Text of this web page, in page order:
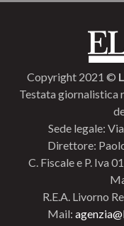
Copyright 2021 ©
Testata giornalistica
Sede legale:
Direttore:
C. Fiscale e P. Iva
R.E.A. Livorno
Mail: